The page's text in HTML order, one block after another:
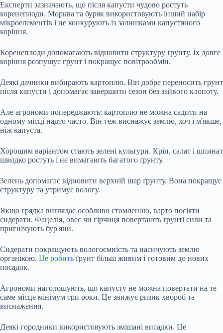
Експерти зазначають, що після капусти чудово ростуть
коренеплоди. Морква та буряк використовують інший набір
мікроелементів і не конкурують із залишками капустяного
коріння.
Коренеплоди допомагають відновити структуру ґрунту. Їх довге
коріння розпушує грунт і покращує повітрообмін.
Деякі дачники вибирають картоплю. Він добре переносить грунт
після капусти і допомагає завершити сезон без зайвого клопоту.
Але агрономи попереджають: картоплю не можна садити на
одному місці надто часто. Він теж виснажує землю, хоч і м'якше,
ніж капуста.
Хорошим варіантом стають зелені культури. Кріп, салат і шпинат
швидко ростуть і не вимагають багатого ґрунту.
Зелень допомагає відновити верхній шар ґрунту. Вона покращує
структуру та утримує вологу.
Якщо грядка виглядає особливо стомленою, варто посіяти
сидерати. Фацелія, овес чи гірчиця повертають ґрунті сили та
пригнічують бур'яни.
Сидерати покращують вологоємність та насичують землю
органікою. Це робить ґрунт більш живим і готовим до нових
посадок.
Агрономи наголошують, що капусту не можна повертати на те
саме місце мінімум три роки. Це знижує ризик хвороб та
виснаження.
Деякі городники використовують змішані висадки. Це